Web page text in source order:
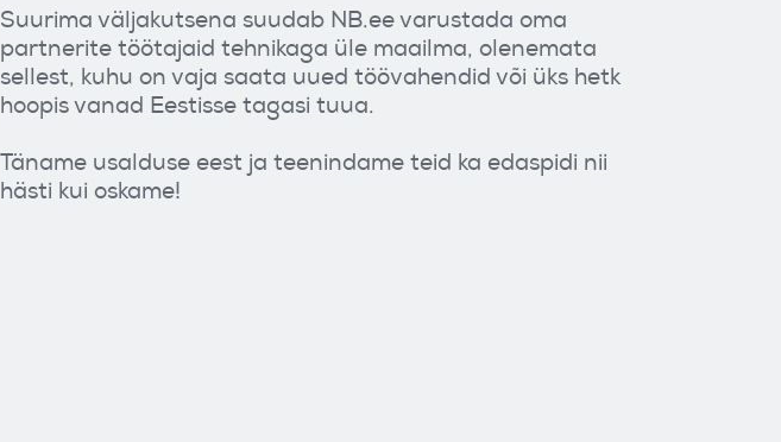
Suurima väljakutsena suudab NB.ee varustada oma
partnerite töötajaid tehnikaga üle maailma, olenemata
sellest, kuhu on vaja saata uued töövahendid või üks hetk
hoopis vanad Eestisse tagasi tuua.
Täname usalduse eest ja teenindame teid ka edaspidi nii
hästi kui oskame!